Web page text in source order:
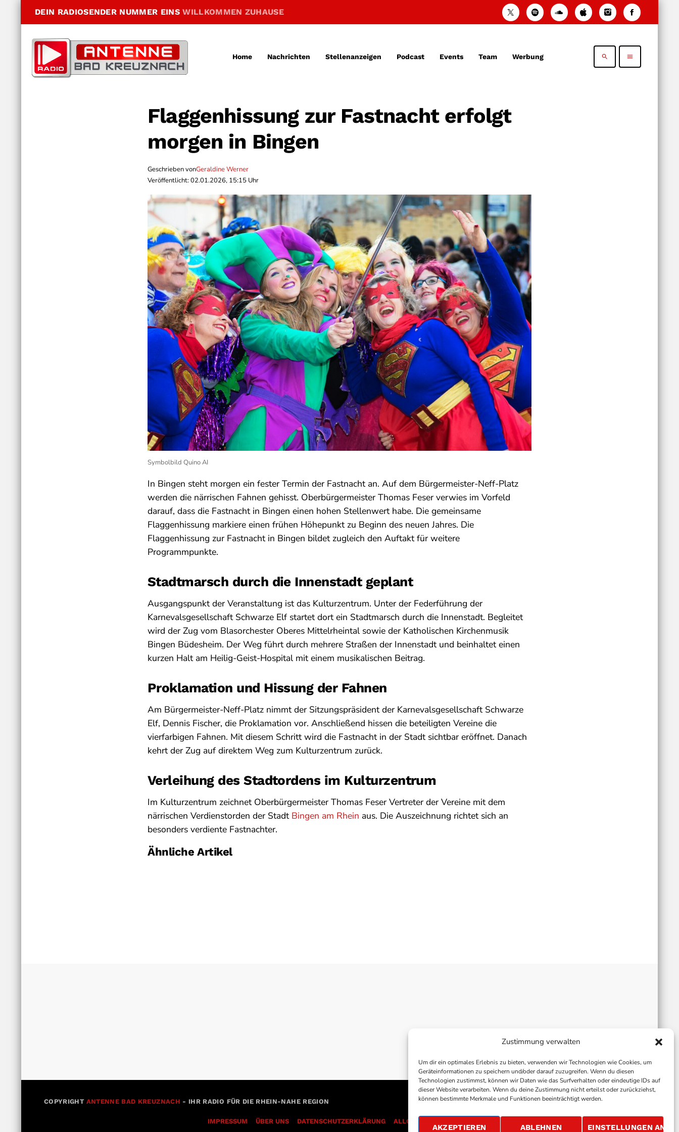
Zustimmung verwalten
Um dir ein optimales Erlebnis zu bieten, verwenden wir Technologien wie Cookies, um
Geräteinformationen zu speichern und/oder darauf zuzugreifen. Wenn du diesen
Technologien zustimmst, können wir Daten wie das Surfverhalten oder eindeutige IDs auf
dieser Website verarbeiten. Wenn du deine Zustimmung nicht erteilst oder zurückziehst,
können bestimmte Merkmale und Funktionen beeinträchtigt werden.
AKZEPTIEREN ABLEHNEN EINSTELLUNGEN
DEIN RADIOSENDER NUMMER EINSWILLKOMMEN ZUHAUSE
Home Nachrichten Stellenanzeigen Podcast Events Team Werbung search menu
Flaggenhissung zur Fastnacht erfolgt
morgen in Bingen
Geschrieben vonGeraldine Werner
Veröffentlicht: 02.01.2026, 15:15 Uhr
Symbolbild Quino AI
In Bingen steht morgen ein fester Termin der Fastnacht an. Auf dem Bürgermeister-Neff-Platz
werden die närrischen Fahnen gehisst. Oberbürgermeister Thomas Feser verwies im Vorfeld
darauf, dass die Fastnacht in Bingen einen hohen Stellenwert habe. Die gemeinsame
Flaggenhissung markiere einen frühen Höhepunkt zu Beginn des neuen Jahres. Die
Flaggenhissung zur Fastnacht in Bingen bildet zugleich den Auftakt für weitere
Programmpunkte.
Stadtmarsch durch die Innenstadt geplant
Ausgangspunkt der Veranstaltung ist das Kulturzentrum. Unter der Federführung der
Karnevalsgesellschaft Schwarze Elf startet dort ein Stadtmarsch durch die Innenstadt. Begleitet
wird der Zug vom Blasorchester Oberes Mittelrheintal sowie der Katholischen Kirchenmusik
Bingen Büdesheim. Der Weg führt durch mehrere Straßen der Innenstadt und beinhaltet einen
kurzen Halt am Heilig-Geist-Hospital mit einem musikalischen Beitrag.
Proklamation und Hissung der Fahnen
Am Bürgermeister-Neff-Platz nimmt der Sitzungspräsident der Karnevalsgesellschaft Schwarze
Elf, Dennis Fischer, die Proklamation vor. Anschließend hissen die beteiligten Vereine die
vierfarbigen Fahnen. Mit diesem Schritt wird die Fastnacht in der Stadt sichtbar eröffnet. Danach
kehrt der Zug auf direktem Weg zum Kulturzentrum zurück.
Verleihung des Stadtordens im Kulturzentrum
Im Kulturzentrum zeichnet Oberbürgermeister Thomas Feser Vertreter der Vereine mit dem
närrischen Verdienstorden der Stadt Bingen am Rhein aus. Die Auszeichnung richtet sich an
besonders verdiente Fastnachter.
Ähnliche Artikel
COPYRIGHT ANTENNE BAD KREUZNACH - IHR RADIO FÜR DIE RHEIN-NAHE REGION
IMPRESSUM ÜBER UNS DATENSCHUTZERKLÄRUNG